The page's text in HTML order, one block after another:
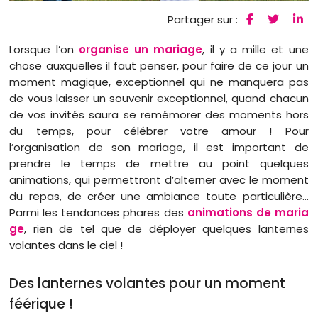
Partager sur :
Lorsque l’on organise un mariage, il y a mille et une
chose auxquelles il faut penser, pour faire de ce jour un
moment magique, exceptionnel qui ne manquera pas
de vous laisser un souvenir exceptionnel, quand chacun
de vos invités saura se remémorer des moments hors
du temps, pour célébrer votre amour ! Pour
l’organisation de son mariage, il est important de
prendre le temps de mettre au point quelques
animations, qui permettront d’alterner avec le moment
du repas, de créer une ambiance toute particulière…
Parmi les tendances phares des animations de maria
ge, rien de tel que de déployer quelques lanternes
volantes dans le ciel !
Des lanternes volantes pour un moment
féérique !